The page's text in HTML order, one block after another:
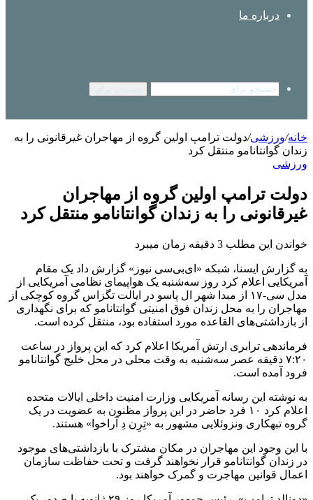
درباره ما
خانه/ورزشی/دولت ترامپ اولین گروه از مهاجران غیرقانونی را به
زندان گوانتانامو منتقل کرد
ورزشی
دولت ترامپ اولین گروه از مهاجران
غیرقانونی را به زندان گوانتانامو منتقل کرد
خواندن این مطلب 3 دقیقه زمان میبرد
به گزارش ایسنا، شبکه «ای‌بی‌سی نیوز» گزارش داد یک مقام
آمریکایی اعلام کرد روز سه‌شنبه یک هواپیمای نظامی آمریکایی از
مدل سی-۱۷ از مبدا شهر ال پاسو در ایالت تگزاس گروه کوچکی از
مهاجران را به محل زندان فوق امنیتی گوانتانامو که برای نگهداری
از بازداشتی‌های القاعده مورد استفاده بود، منتقل کرده است.
فرماندهی ترابری ارتش آمریکا اعلام کرد که این پرواز در ساعت
۷:۲۰ دقیقه عصر سه‌شنبه به وقت محلی در محل خلیج گوانتانامو
فرود آمده است.
به نوشته این رسانه آمریکایی وزارت امنیت داخلی ایالات متحده
اعلام کرد ۱۰ فرد حاضر در این پرواز مظنون به عضویت در یک
گروه تبهکاری ونزوئلایی مشهور به «تِرِن دِ آراخوا» هستند.
با این وجود این مهاجران در مکان مشترک با بازداشتی‌های موجود
در زندان گوانتانامو قرار نخواهند گرفت و تحت حفاظت سازمان
اعمال قوانین مهاجرت و گمرک خواهند بود.